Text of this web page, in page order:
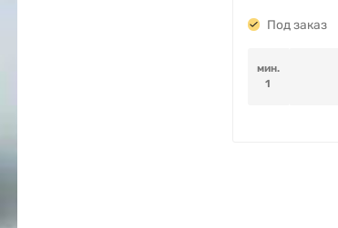
Под заказ
мин.
1